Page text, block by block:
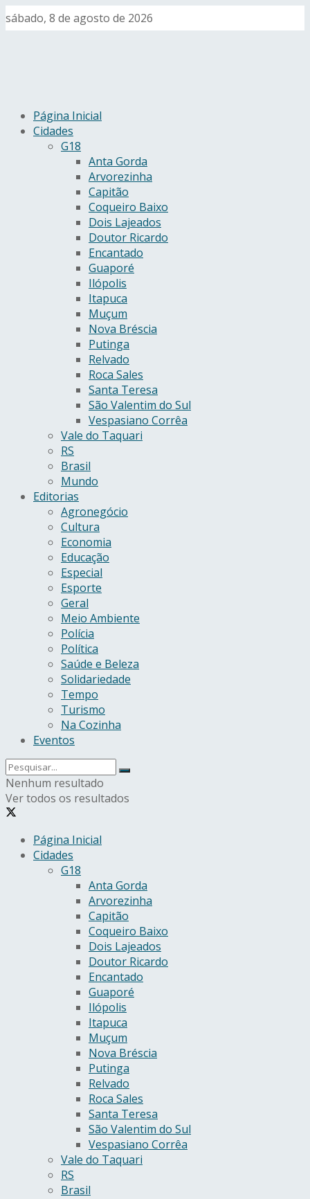
sábado, 8 de agosto de 2026
Página Inicial
Cidades
G18
Anta Gorda
Arvorezinha
Capitão
Coqueiro Baixo
Dois Lajeados
Doutor Ricardo
Encantado
Guaporé
Ilópolis
Itapuca
Muçum
Nova Bréscia
Putinga
Relvado
Roca Sales
Santa Teresa
São Valentim do Sul
Vespasiano Corrêa
Vale do Taquari
RS
Brasil
Mundo
Editorias
Agronegócio
Cultura
Economia
Educação
Especial
Esporte
Geral
Meio Ambiente
Polícia
Política
Saúde e Beleza
Solidariedade
Tempo
Turismo
Na Cozinha
Eventos
Nenhum resultado
Ver todos os resultados
Página Inicial
Cidades
G18
Anta Gorda
Arvorezinha
Capitão
Coqueiro Baixo
Dois Lajeados
Doutor Ricardo
Encantado
Guaporé
Ilópolis
Itapuca
Muçum
Nova Bréscia
Putinga
Relvado
Roca Sales
Santa Teresa
São Valentim do Sul
Vespasiano Corrêa
Vale do Taquari
RS
Brasil